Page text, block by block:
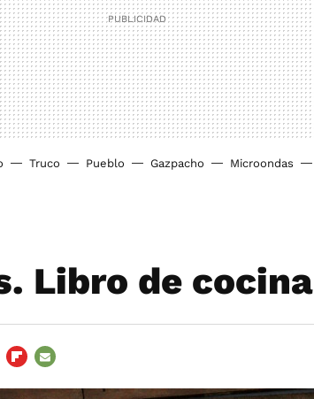
Truco Pueblo Gazpacho Microondas
Libro de cocina